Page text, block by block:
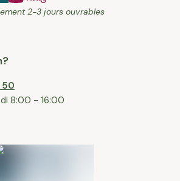
2-3 jours ouvrables
8:00 - 16:00